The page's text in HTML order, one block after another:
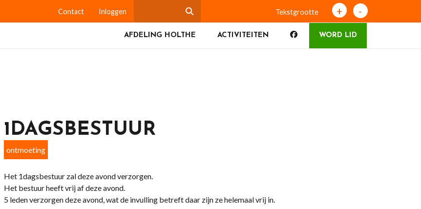
Contact Inloggen Tekstgrootte + -
AFDELING HOLTHE ACTIVITEITEN WORD LID
1DAGSBESTUUR
ontmoeting
Het 1dagsbestuur zal deze avond verzorgen.
Het bestuur heeft vrij af deze avond.
5 leden verzorgen deze avond, wat de invulling betreft daar zijn ze helemaal vrij in.